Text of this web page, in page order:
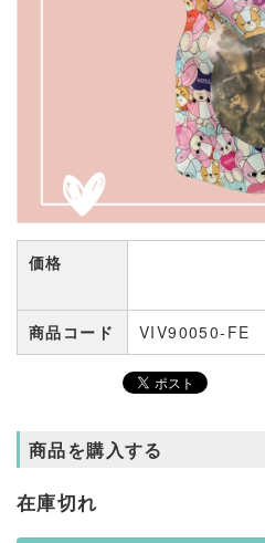
価格
商品コード
VIV90050-FE
商品を購入する
在庫切れ